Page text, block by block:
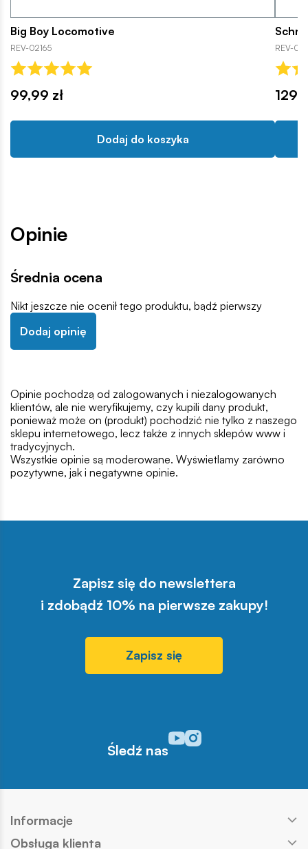
Big Boy Locomotive
REV-02165
99,99 zł
Dodaj do koszyka
REV-
Opinie
Średnia ocena
Nikt jeszcze nie ocenił tego produktu, bądź pierwszy
Dodaj opinię
Opinie pochodzą od zalogowanych i niezalogowanych
klientów, ale nie weryfikujemy, czy kupili dany produkt,
ponieważ może on (produkt) pochodzić nie tylko z naszego
sklepu internetowego, lecz także z innych sklepów www i
tradycyjnych.
Wszystkie opinie są moderowane. Wyświetlamy zarówno
pozytywne, jak i negatywne opinie.
Zapisz się do newslettera
i zdobądź 10% na pierwsze zakupy!
Zapisz się
Śledź nas
Odwiedź nasz profil w
Odwiedź nasz profil w
Informacje
Obsługa klienta